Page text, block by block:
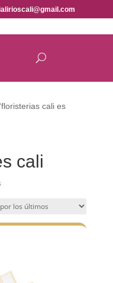
cali es
cali
Ordenado
los
últimos